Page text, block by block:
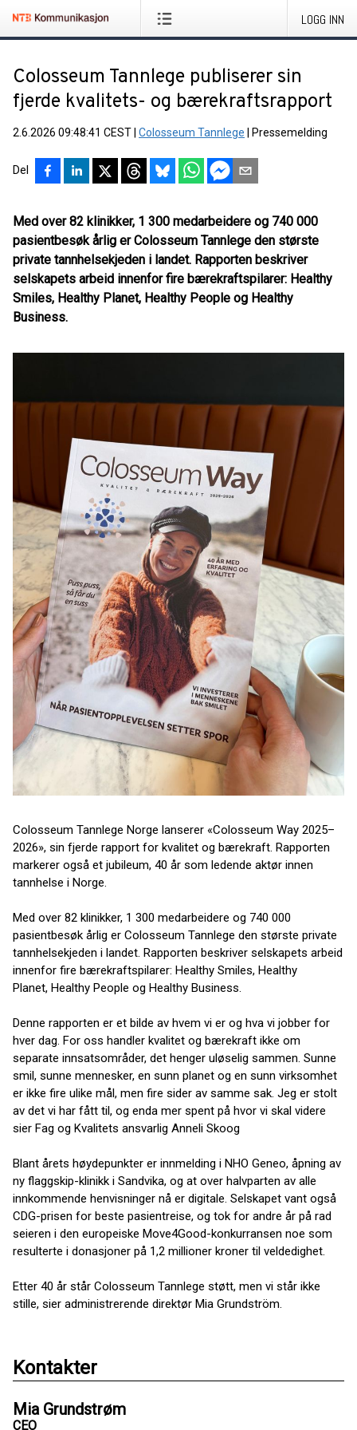
LOGG INN
Colosseum Tannlege publiserer sin
fjerde kvalitets- og bærekraftsrapport
2.6.2026 09:48:41 CEST Colosseum Tannlege Pressemelding
Del
Med over 82 klinikker, 1 300 medarbeidere og 740 000
pasientbesøk årlig er Colosseum Tannlege den største
private tannhelsekjeden i landet. Rapporten beskriver
selskapets arbeid innenfor fire bærekraftspilarer: Healthy
Smiles, Healthy Planet, Healthy People og Healthy
Business.
Colosseum Tannlege Norge lanserer «Colosseum Way 2025–
2026», sin fjerde rapport for kvalitet og bærekraft. Rapporten
markerer også et jubileum, 40 år som ledende aktør innen
tannhelse i Norge.
Med over 82 klinikker, 1 300 medarbeidere og 740 000
pasientbesøk årlig er Colosseum Tannlege den største private
tannhelsekjeden i landet. Rapporten beskriver selskapets arbeid
innenfor fire bærekraftspilarer: Healthy Smiles, Healthy
Planet, Healthy People og Healthy Business.
Denne rapporten er et bilde av hvem vi er og hva vi jobber for
hver dag. For oss handler kvalitet og bærekraft ikke om
separate innsatsområder, det henger uløselig sammen. Sunne
smil, sunne mennesker, en sunn planet og en sunn virksomhet
er ikke fire ulike mål, men fire sider av samme sak. Jeg er stolt
av det vi har fått til, og enda mer spent på hvor vi skal videre
sier Fag og Kvalitets ansvarlig Anneli Skoog
Blant årets høydepunkter er innmelding i NHO Geneo, åpning av
ny flaggskip-klinikk i Sandvika, og at over halvparten av alle
innkommende henvisninger nå er digitale. Selskapet vant også
CDG-prisen for beste pasientreise, og tok for andre år på rad
seieren i den europeiske Move4Good-konkurransen noe som
resulterte i donasjoner på 1,2 millioner kroner til veldedighet.
Etter 40 år står Colosseum Tannlege støtt, men vi står ikke
stille, sier administrerende direktør Mia Grundström.
Kontakter
Mia Grundstrøm
CEO